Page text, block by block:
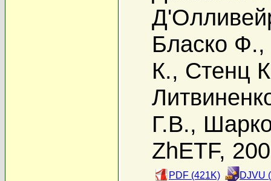
Бласко Ф.,
К., Стенц
Г.В.,
ZhETF,
PDF (421K) DJVU